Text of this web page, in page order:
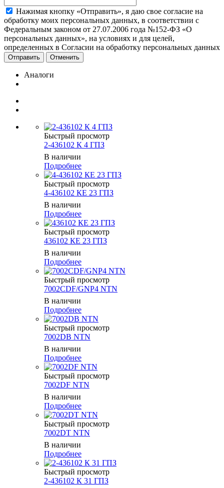
Нажимая кнопку «Отправить», я даю свое согласие на
обработку моих персональных данных, в соответствии с
Федеральным законом от 27.07.2006 года №152-ФЗ «О
персональных данных», на условиях и для целей,
определенных в Согласии на обработку персональных данных
Отменить
Аналоги
Быстрый просмотр
2-436102 К 4 ГПЗ
В наличии
Подробнее
Быстрый просмотр
4-436102 КЕ 23 ГПЗ
В наличии
Подробнее
Быстрый просмотр
436102 КЕ 23 ГПЗ
В наличии
Подробнее
Быстрый просмотр
7002CDF/GNP4 NTN
В наличии
Подробнее
Быстрый просмотр
7002DB NTN
В наличии
Подробнее
Быстрый просмотр
7002DF NTN
В наличии
Подробнее
Быстрый просмотр
7002DT NTN
В наличии
Подробнее
Быстрый просмотр
2-436102 К 31 ГПЗ